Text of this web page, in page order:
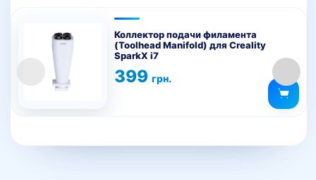
Коллектор подачи филамента
(Toolhead Manifold) для Creality
SparkX i7
399 грн.